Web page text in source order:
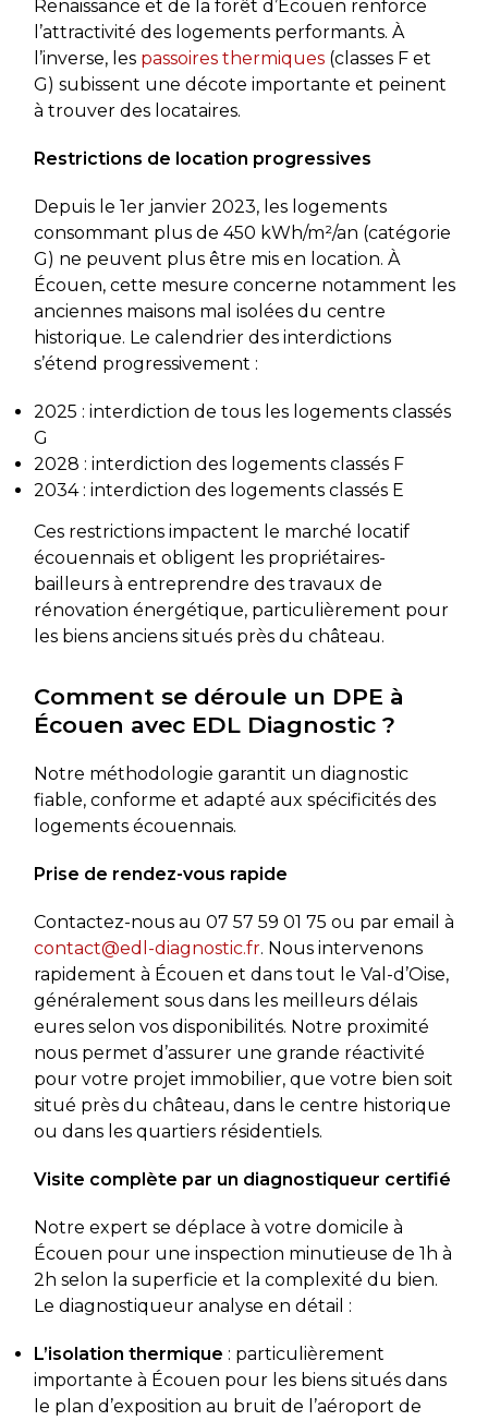
Renaissance et de la forêt d’Écouen renforce
l’attractivité des logements performants. À
l’inverse, les passoires thermiques(classes F et
G) subissent une décote importante et peinent
à trouver des locataires.
Restrictions de location progressives
Depuis le 1er janvier 2023, les logements
consommant plus de 450 kWh/m²/an (catégorie
G) ne peuvent plus être mis en location. À
Écouen, cette mesure concerne notamment les
anciennes maisons mal isolées du centre
historique. Le calendrier des interdictions
s’étend progressivement :
2025 : interdiction de tous les logements classés
G
2028 : interdiction des logements classés F
2034 : interdiction des logements classés E
Ces restrictions impactent le marché locatif
écouennais et obligent les propriétaires-
bailleurs à entreprendre des travaux de
rénovation énergétique, particulièrement pour
les biens anciens situés près du château.
Comment se déroule un DPE à
Écouen avec EDL Diagnostic ?
Notre méthodologie garantit un diagnostic
fiable, conforme et adapté aux spécificités des
logements écouennais.
Prise de rendez-vous rapide
Contactez-nous au 07 57 59 01 75 ou par email à
contact@edl-diagnostic.fr. Nous intervenons
rapidement à Écouen et dans tout le Val-d’Oise,
généralement sous dans les meilleurs délais
eures selon vos disponibilités. Notre proximité
nous permet d’assurer une grande réactivité
pour votre projet immobilier, que votre bien soit
situé près du château, dans le centre historique
ou dans les quartiers résidentiels.
Visite complète par un diagnostiqueur certifié
Notre expert se déplace à votre domicile à
Écouen pour une inspection minutieuse de 1h à
2h selon la superficie et la complexité du bien.
Le diagnostiqueur analyse en détail :
L’isolation thermique : particulièrement
importante à Écouen pour les biens situés dans
le plan d’exposition au bruit de l’aéroport de